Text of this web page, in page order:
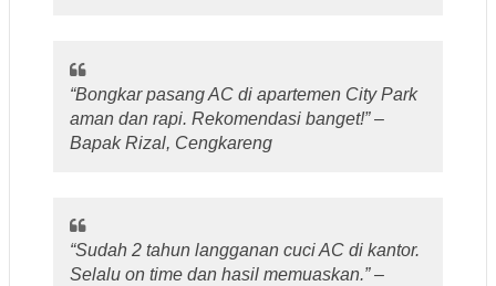
“Bongkar pasang AC di apartemen City Park
aman dan rapi. Rekomendasi banget!” –
Bapak Rizal, Cengkareng
“Sudah 2 tahun langganan cuci AC di kantor.
Selalu on time dan hasil memuaskan.” –